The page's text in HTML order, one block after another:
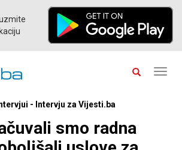
- Intervju za Vijesti.ba
smo radna